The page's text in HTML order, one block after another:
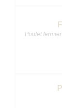
Poulet